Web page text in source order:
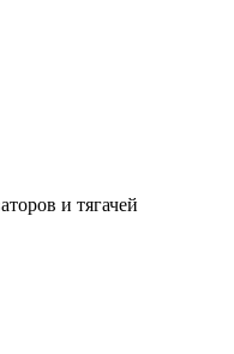
и тягачей